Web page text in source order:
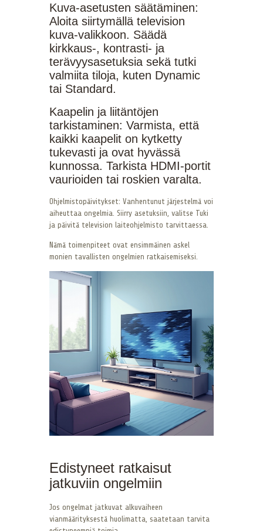
Kuva-asetusten säätäminen:
Aloita siirtymällä television
kuva-valikkoon. Säädä
kirkkaus-, kontrasti- ja
terävyysasetuksia sekä tutki
valmiita tiloja, kuten Dynamic
tai Standard.
Kaapelin ja liitäntöjen
tarkistaminen: Varmista, että
kaikki kaapelit on kytketty
tukevasti ja ovat hyvässä
kunnossa. Tarkista HDMI-portit
vaurioiden tai roskien varalta.
Ohjelmistopäivitykset: Vanhentunut järjestelmä voi
aiheuttaa ongelmia. Siirry asetuksiin, valitse Tuki
ja päivitä television laiteohjelmisto tarvittaessa.
Nämä toimenpiteet ovat ensimmäinen askel
monien tavallisten ongelmien ratkaisemiseksi.
Edistyneet ratkaisut
jatkuviin ongelmiin
Jos ongelmat jatkuvat alkuvaiheen
vianmäärityksestä huolimatta, saatetaan tarvita